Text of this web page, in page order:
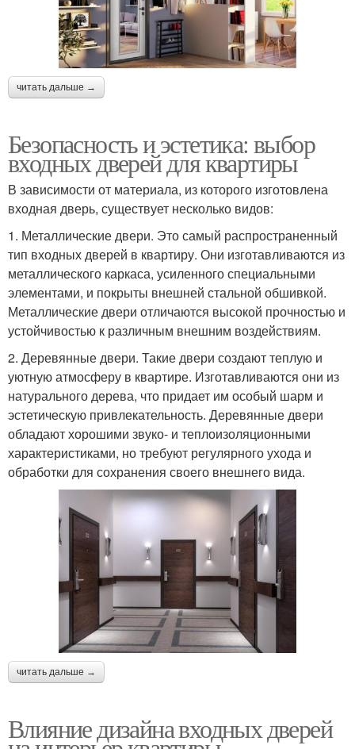
читать дальше →
Безопасность и эстетика: выбор
входных дверей для квартиры
В зависимости от материала, из которого изготовлена
входная дверь, существует несколько видов:
1. Металлические двери. Это самый распространенный
тип входных дверей в квартиру. Они изготавливаются из
металлического каркаса, усиленного специальными
элементами, и покрыты внешней стальной обшивкой.
Металлические двери отличаются высокой прочностью и
устойчивостью к различным внешним воздействиям.
2. Деревянные двери. Такие двери создают теплую и
уютную атмосферу в квартире. Изготавливаются они из
натурального дерева, что придает им особый шарм и
эстетическую привлекательность. Деревянные двери
обладают хорошими звуко- и теплоизоляционными
характеристиками, но требуют регулярного ухода и
обработки для сохранения своего внешнего вида.
читать дальше →
Влияние дизайна входных дверей